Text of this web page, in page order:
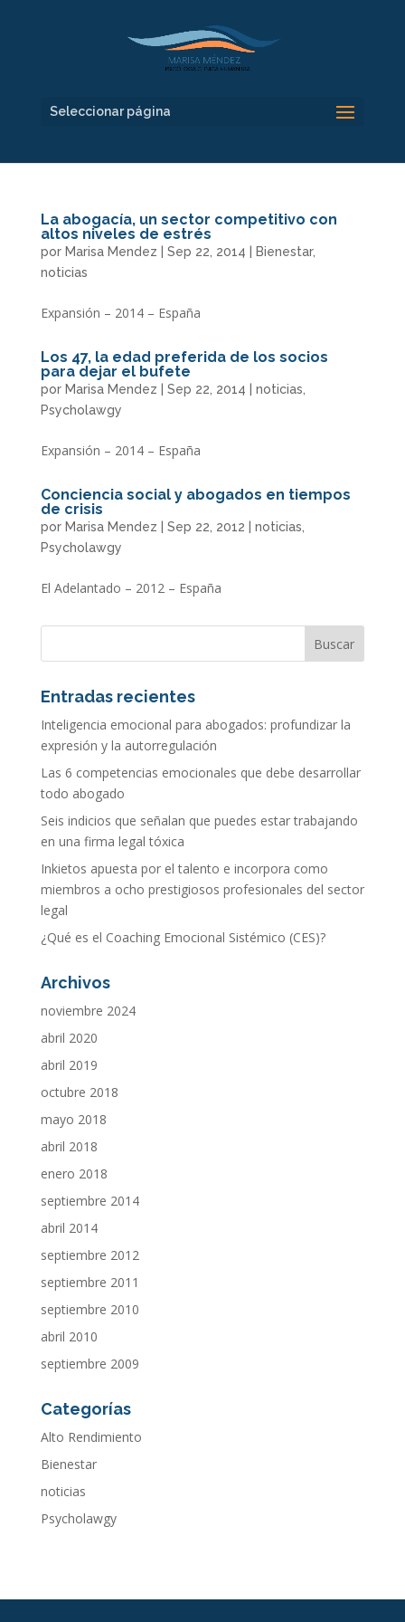
Seleccionar página
La abogacía, un sector competitivo con
altos niveles de estrés
por Marisa Mendez Sep 22, 2014 Bienestar,
noticias
Expansión – 2014 – España
Los 47, la edad preferida de los socios
para dejar el bufete
por Marisa Mendez Sep 22, 2014 noticias
Psycholawgy
Expansión – 2014 – España
Conciencia social y abogados en tiempos
de crisis
por Marisa Mendez Sep 22, 2012 noticias
Psycholawgy
El Adelantado – 2012 – España
Entradas recientes
Inteligencia emocional para abogados: profundizar la
expresión y la autorregulación
Las 6 competencias emocionales que debe desarrollar
todo abogado
Seis indicios que señalan que puedes estar trabajando
en una firma legal tóxica
Inkietos apuesta por el talento e incorpora como
miembros a ocho prestigiosos profesionales del sector
legal
¿Qué es el Coaching Emocional Sistémico (CES)?
Archivos
noviembre 2024
abril 2020
abril 2019
octubre 2018
mayo 2018
abril 2018
enero 2018
septiembre 2014
abril 2014
septiembre 2012
septiembre 2011
septiembre 2010
abril 2010
septiembre 2009
Categorías
Alto Rendimiento
Bienestar
noticias
Psycholawgy